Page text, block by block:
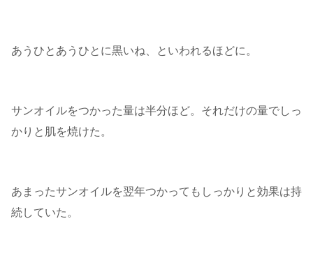
あうひとあうひとに黒いね、といわれるほどに。
サンオイルをつかった量は半分ほど。それだけの量でしっ
かりと肌を焼けた。
あまったサンオイルを翌年つかってもしっかりと効果は持
続していた。